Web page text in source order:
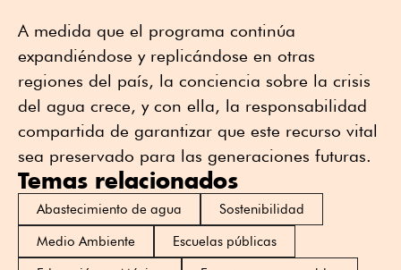
A medida que el programa continúa
expandiéndose y replicándose en otras
regiones del país, la conciencia sobre la crisis
del agua crece, y con ella, la responsabilidad
compartida de garantizar que este recurso vital
sea preservado para las generaciones futuras.
Temas relacionados
Abastecimiento de agua
Sostenibilidad
Medio Ambiente
Escuelas públicas